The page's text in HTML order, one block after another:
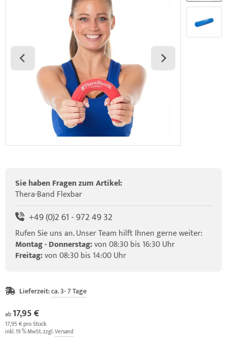
Sie haben Fragen zum Artikel:
Thera-Band Flexbar
+49 (0)2 61 - 972 49 32
Rufen Sie uns an. Unser Team hilft Ihnen gerne weiter:
Montag - Donnerstag:von 08:30 bis 16:30 Uhr
Freitag:von 08:30 bis 14:00 Uhr
Lieferzeit:ca. 3- 7 Tage
ab 17,95 €
17,95 € pro Stück
inkl. 19 % MwSt. zzgl.Versand
Hedge Hock (NEU IM SORTIMENT)
Elasko (NEU IM SORTIMENT)
& Zubehör
Trainingstische